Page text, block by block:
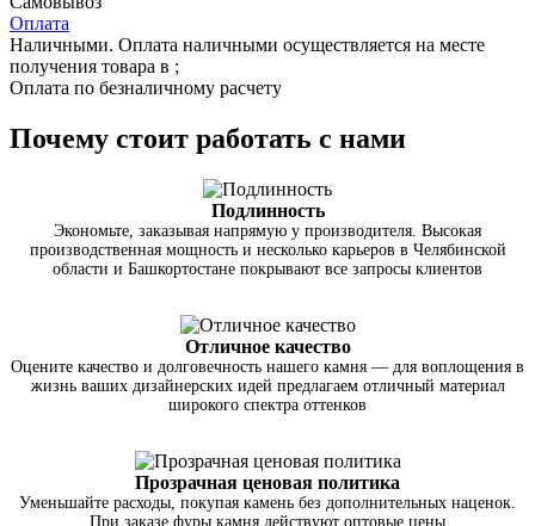
Оплата
Наличными. Оплата наличными осуществляется на месте
получения товара в ;
Оплата по безналичному расчету
Почему стоит работать с нами
Подлинность
Экономьте, заказывая напрямую у производителя. Высокая
производственная мощность и несколько карьеров в Челябинской
области и Башкортостане покрывают все запросы клиентов
Отличное качество
Оцените качество и долговечность нашего камня — для воплощения в
жизнь ваших дизайнерских идей предлагаем отличный материал
широкого спектра оттенков
Прозрачная ценовая политика
Уменьшайте расходы, покупая камень без дополнительных наценок.
При заказе фуры камня действуют оптовые цены